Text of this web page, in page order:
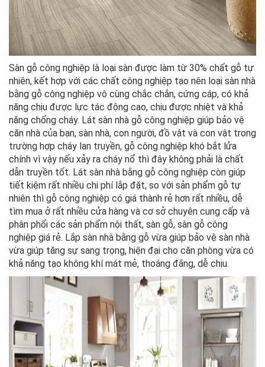
Sàn gỗ công nghiệp là loại sàn được làm từ 30% chất gỗ tự
nhiên, kết hợp với các chất công nghiệp tạo nên loại sàn nhà
bằng gỗ công nghiệp vô cùng chắc chắn, cứng cáp, có khả
năng chịu được lực tác động cao, chịu được nhiệt và khả
năng chống cháy. Lát sàn nhà gỗ công nghiệp giúp bảo vệ
căn nhà của bạn, sàn nhà, con người, đồ vật và con vật trong
trường hợp cháy lan truyền, gỗ công nghiệp khó bắt lửa
chính vì vậy nếu xảy ra cháy nổ thì đây không phải là chất
dẫn truyền tốt. Lát sàn nhà bằng gỗ công nghiệp còn giúp
tiết kiệm rất nhiều chi phí lắp đặt, so với sản phẩm gỗ tự
nhiên thì gỗ công nghiệp có giá thành rẻ hơn rất nhiều, dễ
tìm mua ở rất nhiều cửa hàng và cơ sở chuyên cung cấp và
phân phối các sản phẩm nội thất, sàn gỗ, sàn gỗ công
nghiệp giá rẻ. Lắp sàn nhà bằng gỗ vừa giúp bảo vệ sàn nhà
vừa giúp tăng sự sang trọng, hiện đại cho căn phòng vừa có
khả năng tạo không khí mát mẻ, thoáng đãng, dễ chịu.